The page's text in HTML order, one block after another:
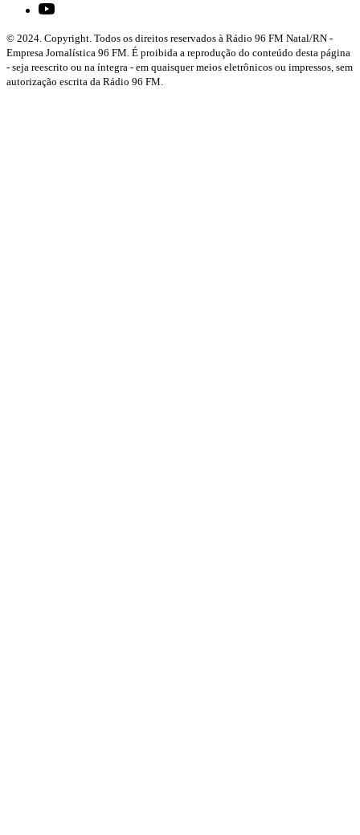
© 2024. Copyright. Todos os direitos reservados à Rádio 96 FM Natal/RN -
Empresa Jornalística 96 FM. É proibida a reprodução do conteúdo desta página
- seja reescrito ou na íntegra - em quaisquer meios eletrônicos ou impressos, sem
autorização escrita da Rádio 96 FM.